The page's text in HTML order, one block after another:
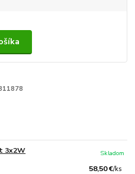
3x2W
58,50 €/ks
Skladom